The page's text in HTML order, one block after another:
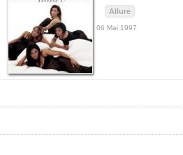
Allure
06 Mai 1997